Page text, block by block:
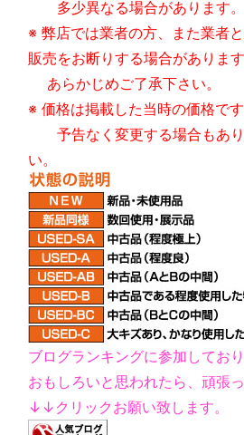
多少異なる場合があります。
※ 弊店では業者の方、また業者
販売をお断りする場合があります
あらかじめご了承下さい。
※ 価格は掲載した当時の価格です
予告なく変更する場合もあり
い。
ブログランキングに参加しており
おもしろいと思われたら、頑張
↓↓クリックお願い致します。